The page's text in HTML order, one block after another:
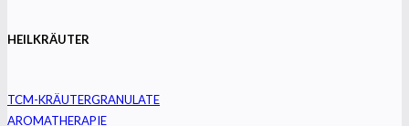
HEILKRÄUTER
TCM-KRÄUTERGRANULATE
AROMATHERAPIE